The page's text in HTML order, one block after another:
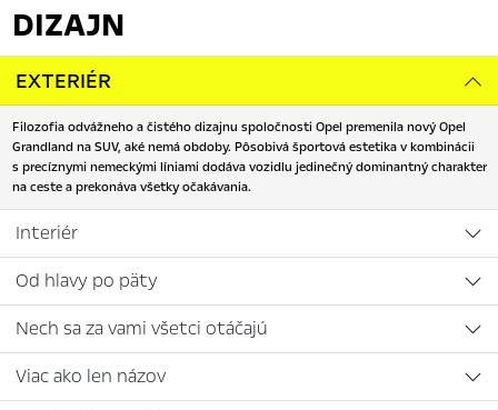
DIZAJN
EXTERIÉR
Filozofia odvážneho a čistého dizajnu spoločnosti Opel premenila nový Opel
Grandland na SUV, aké nemá obdoby. Pôsobivá športová estetika v kombinácii
s precíznymi nemeckými líniami dodáva vozidlu jedinečný dominantný charakter
na ceste a prekonáva všetky očakávania.
Interiér
Od hlavy po päty
Nech sa za vami všetci otáčajú
Viac ako len názov